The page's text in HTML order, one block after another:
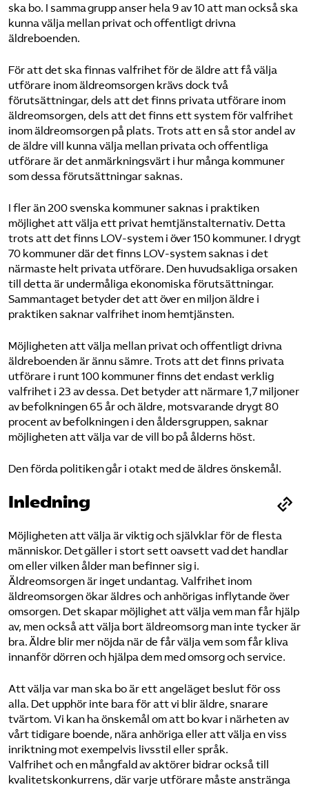
Sök på vardforetagarna.se
Press
In English
ska bo. I samma grupp anser hela 9 av 10 att man också ska
kunna välja mellan privat och offentligt drivna
äldreboenden.
För att det ska finnas valfrihet för de äldre att få välja
utförare inom äldreomsorgen krävs dock två
förutsättningar, dels att det finns privata utförare inom
äldreomsorgen, dels att det finns ett system för valfrihet
inom äldreomsorgen på plats. Trots att en så stor andel av
de äldre vill kunna välja mellan privata och offentliga
utförare är det anmärkningsvärt i hur många kommuner
som dessa förutsättningar saknas.
I fler än 200 svenska kommuner saknas i praktiken
möjlighet att välja ett privat hemtjänstalternativ. Detta
trots att det finns LOV-system i över 150 kommuner. I drygt
70 kommuner där det finns LOV-system saknas i det
närmaste helt privata utförare. Den huvudsakliga orsaken
till detta är undermåliga ekonomiska förutsättningar.
Sammantaget betyder det att över en miljon äldre i
praktiken saknar valfrihet inom hemtjänsten.
Möjligheten att välja mellan privat och offentligt drivna
äldreboenden är ännu sämre. Trots att det finns privata
utförare i runt 100 kommuner finns det endast verklig
valfrihet i 23 av dessa. Det betyder att närmare 1,7 miljoner
av befolkningen 65 år och äldre, motsvarande drygt 80
procent av befolkningen i den åldersgruppen, saknar
möjligheten att välja var de vill bo på ålderns höst.
Den förda politiken går i otakt med de äldres önskemål.
Inledning
Möjligheten att välja är viktig och självklar för de flesta
människor. Det gäller i stort sett oavsett vad det handlar
om eller vilken ålder man befinner sig i.
Äldreomsorgen är inget undantag. Valfrihet inom
äldreomsorgen ökar äldres och anhörigas inflytande över
omsorgen. Det skapar möjlighet att välja vem man får hjälp
av, men också att välja bort äldreomsorg man inte tycker är
bra. Äldre blir mer nöjda när de får välja vem som får kliva
innanför dörren och hjälpa dem med omsorg och service.
Att välja var man ska bo är ett angeläget beslut för oss
alla. Det upphör inte bara för att vi blir äldre, snarare
tvärtom. Vi kan ha önskemål om att bo kvar i närheten av
vårt tidigare boende, nära anhöriga eller att välja en viss
inriktning mot exempelvis livsstil eller språk.
Valfrihet och en mångfald av aktörer bidrar också till
kvalitetskonkurrens, där varje utförare måste anstränga